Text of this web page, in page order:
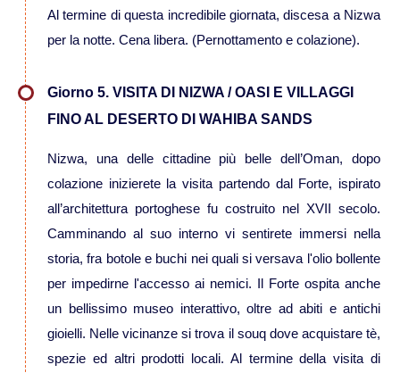
Caucaso
Viaggi in Armenia e Georgia
Viaggi in Costa Rica
Viaggi in Cuba
Viaggi in Guatemala
Viaggi in Messico
Al termine di questa incredibile giornata, discesa a Nizwa
per la notte. Cena libera. (Pernottamento e colazione).
Giorno 5. VISITA DI NIZWA / OASI E VILLAGGI
FINO AL DESERTO DI WAHIBA SANDS
Nizwa, una delle cittadine più belle dell’Oman, dopo
colazione inizierete la visita partendo dal Forte, ispirato
all’architettura portoghese fu costruito nel XVII secolo.
Camminando al suo interno vi sentirete immersi nella
storia, fra botole e buchi nei quali si versava l'olio bollente
per impedirne l'accesso ai nemici. Il Forte ospita anche
un bellissimo museo interattivo, oltre ad abiti e antichi
gioielli. Nelle vicinanze si trova il souq dove acquistare tè,
spezie ed altri prodotti locali. Al termine della visita di